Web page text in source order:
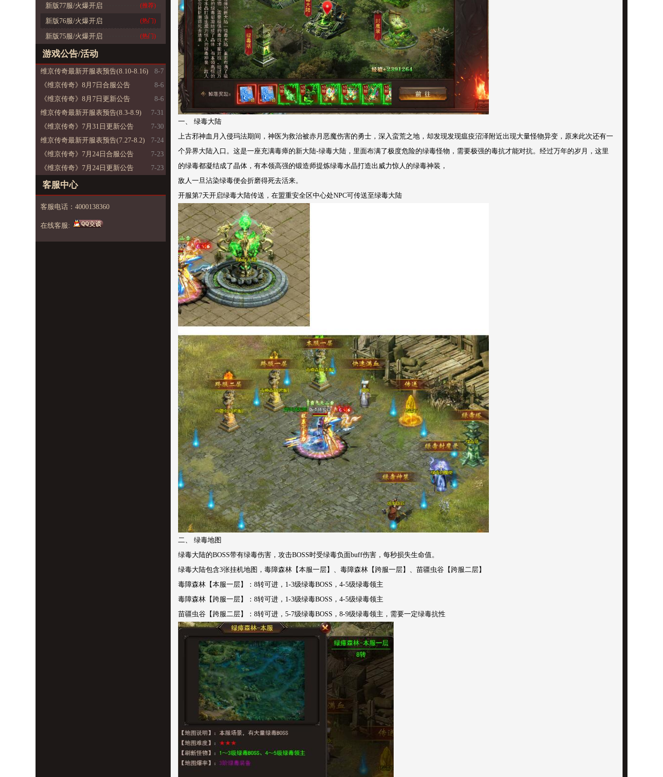
新版77服/火爆开启 (推荐)
新版76服/火爆开启 (热门)
新版75服/火爆开启 (热门)
游戏公告/活动
维京传奇最新开服表预告(8.10-8.16)
8-7
《维京传奇》8月7日合服公告
8-6
《维京传奇》8月7日更新公告
8-6
维京传奇最新开服表预告(8.3-8.9)
7-31
《维京传奇》7月31日更新公告
7-30
维京传奇最新开服表预告(7.27-8.2)
7-24
《维京传奇》7月24日合服公告
7-23
《维京传奇》7月24日更新公告
7-23
客服中心
客服电话：4000138360
在线客服:
一、 绿毒大陆
上古邪神血月入侵玛法期间，神医为救治被赤月恶魔伤害的勇士，深入蛮荒之地，却发现发现瘟疫沼泽附近出现大量怪物异变，原来此次还有一
个异界大陆入口。这是一座充满毒瘴的新大陆-绿毒大陆，里面布满了极度危险的绿毒怪物，需要极强的毒抗才能对抗。经过万年的岁月，这里
的绿毒都凝结成了晶体，有本领高强的锻造师提炼绿毒水晶打造出威力惊人的绿毒神装，
敌人一旦沾染绿毒便会折磨得死去活来。
开服第7天开启绿毒大陆传送，在盟重安全区中心处NPC可传送至绿毒大陆
二、 绿毒地图
绿毒大陆的BOSS带有绿毒伤害，攻击BOSS时受绿毒负面buff伤害，每秒损失生命值。
绿毒大陆包含3张挂机地图，毒障森林【本服一层】、毒障森林【跨服一层】、苗疆虫谷【跨服二层】
毒障森林【本服一层】：8转可进，1-3级绿毒BOSS，4-5级绿毒领主
毒障森林【跨服一层】：8转可进，1-3级绿毒BOSS，4-5级绿毒领主
苗疆虫谷【跨服二层】：8转可进，5-7级绿毒BOSS，8-9级绿毒领主，需要一定绿毒抗性